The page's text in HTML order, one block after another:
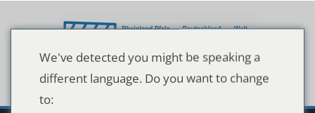
Inhalt
We've detected you might be speaking a
different language. Do you want to change
to: